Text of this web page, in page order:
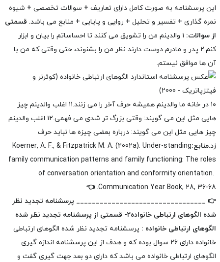
این پرسشنامه به صورت کامل دارای تعاریف + سوالات تخصصی + شیوه
نمره گذاری + تفسیر و تحلیل + روایی و پایایی + منابع می باشد. قسمتی
از سوالات:
۱ والدینم من را تشویق می کنند تا احساساتم را بیان و ابزار
کنم.
۲ پدر و مادرم دوست دارند نظر من را بشنوند، حتی وقتی که من با
آن ها موافق نیستم.
۱۰ در خانه ما والدینم همیشه حرف آخر را می زنند.
۱۱ اغلب والدینم چیز
هایی مثل این می گویند: وقتی بزرگ تر شدی می فهمی.
۱۲ اغلب والدینم
چیز هایی مثل این می گویند: درباره بعضی چیزه ها نباید حرف
زد.منابع:Koerner, A. F., & Fitzpatrick M. A. (2002a). Under-standing
family communication patterns and family functioning: The roles
of conversation orientation and conformity orientation.
Communication Year Book, 28, 36-68.
👈
👉
_________________________________ پرسشنامه تجدید نظر
شده الگوهای ارتباطی خانواده۲- قسمتی از پرسشنامه تجدید نظر شده
الگوهای ارتباطی خانواده : پرسشنامه تجدید نظر شده الگوهای ارتباطی
خانواده دارای ۲۶ سوال بوده که و هدف از این پرسشنامه اندازه گیری
الگوهای ارتباطی خانواده می باشد که دارای دو بعد جهت گیری گفت و